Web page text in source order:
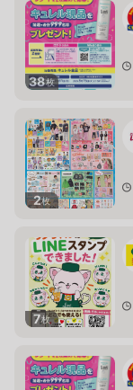
38枚
2枚
7枚